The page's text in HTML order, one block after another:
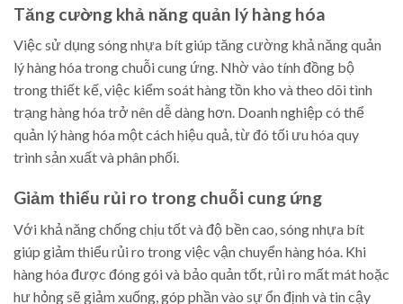
Tăng cường khả năng quản lý hàng hóa
Việc sử dụng sóng nhựa bít giúp tăng cường khả năng quản
lý hàng hóa trong chuỗi cung ứng. Nhờ vào tính đồng bộ
trong thiết kế, việc kiểm soát hàng tồn kho và theo dõi tình
trạng hàng hóa trở nên dễ dàng hơn. Doanh nghiệp có thể
quản lý hàng hóa một cách hiệu quả, từ đó tối ưu hóa quy
trình sản xuất và phân phối.
Giảm thiểu rủi ro trong chuỗi cung ứng
Với khả năng chống chịu tốt và độ bền cao, sóng nhựa bít
giúp giảm thiểu rủi ro trong việc vận chuyển hàng hóa. Khi
hàng hóa được đóng gói và bảo quản tốt, rủi ro mất mát hoặc
hư hỏng sẽ giảm xuống, góp phần vào sự ổn định và tin cậy